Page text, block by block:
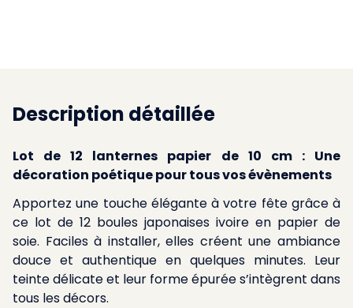
Description détaillée
Lot de 12 lanternes papier de 10 cm : Une
décoration poétique pour tous vos évènements
Apportez une touche élégante à votre fête grâce à
ce lot de 12 boules japonaises ivoire en papier de
soie. Faciles à installer, elles créent une ambiance
douce et authentique en quelques minutes. Leur
teinte délicate et leur forme épurée s’intègrent dans
tous les décors.